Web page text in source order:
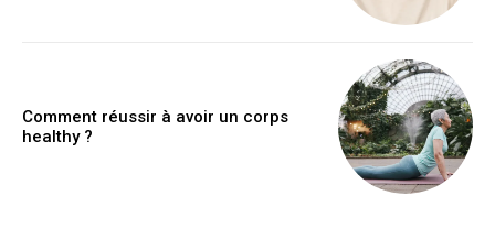
Comment réussir à avoir un corps
healthy ?